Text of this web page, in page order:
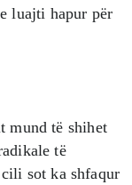
luajti hapur për
mund të shihet
të
sot ka shfaqur